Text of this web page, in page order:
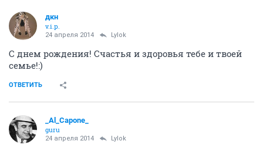
дкн
v.i.p.
24 апреля 2014 Lylok
C днем рождения! Счастья и здоровья тебе и твоей
семье!:)
ОТВЕТИТЬ
_Al_Capone_
guru
24 апреля 2014 Lylok